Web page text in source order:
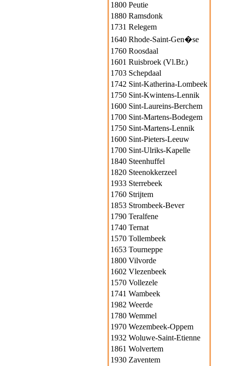
1800 Peutie
1880 Ramsdonk
1731 Relegem
1640 Rhode-Saint-Gen�se
1760 Roosdaal
1601 Ruisbroek (Vl.Br.)
1703 Schepdaal
1742 Sint-Katherina-Lombeek
1750 Sint-Kwintens-Lennik
1600 Sint-Laureins-Berchem
1700 Sint-Martens-Bodegem
1750 Sint-Martens-Lennik
1600 Sint-Pieters-Leeuw
1700 Sint-Ulriks-Kapelle
1840 Steenhuffel
1820 Steenokkerzeel
1933 Sterrebeek
1760 Strijtem
1853 Strombeek-Bever
1790 Teralfene
1740 Ternat
1570 Tollembeek
1653 Tourneppe
1800 Vilvorde
1602 Vlezenbeek
1570 Vollezele
1741 Wambeek
1982 Weerde
1780 Wemmel
1970 Wezembeek-Oppem
1932 Woluwe-Saint-Etienne
1861 Wolvertem
1930 Zaventem